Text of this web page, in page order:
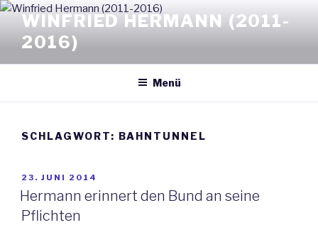
Zum
Inhalt
springen
WINFRIED HERMANN (2011-
2016)
Menü
SCHLAGWORT: BAHNTUNNEL
VERÖFFENTLICHT
AM
23. JUNI 2014
Hermann erinnert den Bund an seine
Pflichten